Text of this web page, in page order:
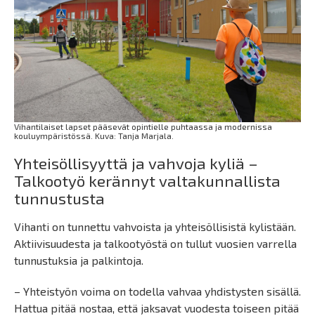
Vihantilaiset lapset pääsevät opintielle puhtaassa ja modernissa
kouluympäristössä. Kuva: Tanja Marjala.
Yhteisöllisyyttä ja vahvoja kyliä –
Talkootyö kerännyt valtakunnallista
tunnustusta
Vihanti on tunnettu vahvoista ja yhteisöllisistä kylistään.
Aktiivisuudesta ja talkootyöstä on tullut vuosien varrella
tunnustuksia ja palkintoja.
– Yhteistyön voima on todella vahvaa yhdistysten sisällä.
Hattua pitää nostaa, että jaksavat vuodesta toiseen pitää